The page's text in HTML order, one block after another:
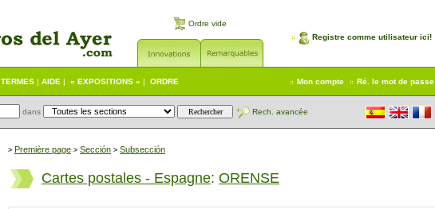
Ordre vide
Registre comme utilisateur ici!
TERMES | AIDE | « EXPOSITIONS » | ORDRE Mon compte Ré. le mot de passe
dans Rech. avancée
> Première page > Sección > Subsección
Cartes postales - Espagne: ORENSE